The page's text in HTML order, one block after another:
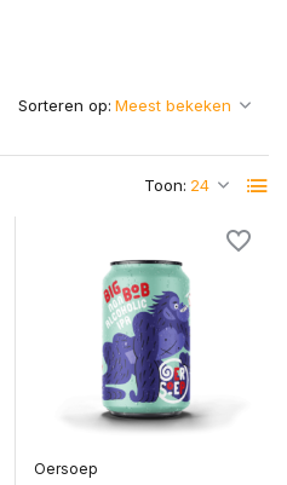
Toon:
Sorteren op:
Oersoep